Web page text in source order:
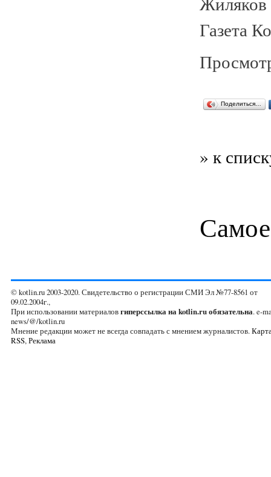
Газета
Поделиться…
» к
© kotlin.ru 2003-2020. Свидетельство о регистрации СМИ Эл №77-8561 от
09.02.2004г.,
При использовании материаловгиперссылка на kotlin.ru обязательна. e-
news/@/kotlin.ru
Мнение редакции может не всегда совпадать с мнением журналистов.
RSS,Реклама